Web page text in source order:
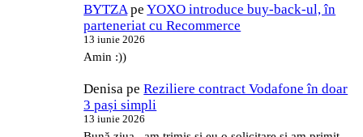
BYTZA peYOXO introduce buy-back-ul, în
parteneriat cu Recommerce
13 iunie 2026
Amin :))
Denisa peReziliere contract Vodafone în doar
3 pași simpli
13 iunie 2026